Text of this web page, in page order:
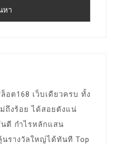
อต168 เว็บเดียวครบ ทั้ง
ถึงร้อย ได้สอยตังแน่
ตี กำไรหลักแสน
นรางวัลใหญ่ได้ทันที Top